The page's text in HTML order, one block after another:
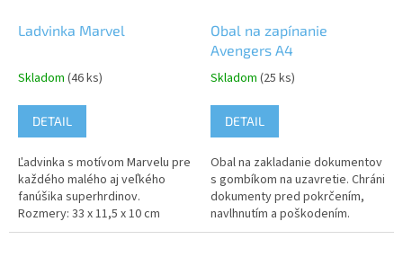
Ladvinka Marvel
Skladom (46 ks)
DETAIL
Ľadvinka s motívom Marvelu pre
každého malého aj veľkého
fanúšika superhrdinov.
Rozmery: 33 x 11,5 x 10 cm
Upozornenie: Nevhodné pre
Obal na zapínanie
Avengers A4
Skladom (25 ks)
DETAIL
Obal na zakladanie dokumentov
s gombíkom na uzavretie. Chráni
dokumenty pred pokrčením,
navlhnutím a poškodením.
Rozmery: 23 x 33 cm